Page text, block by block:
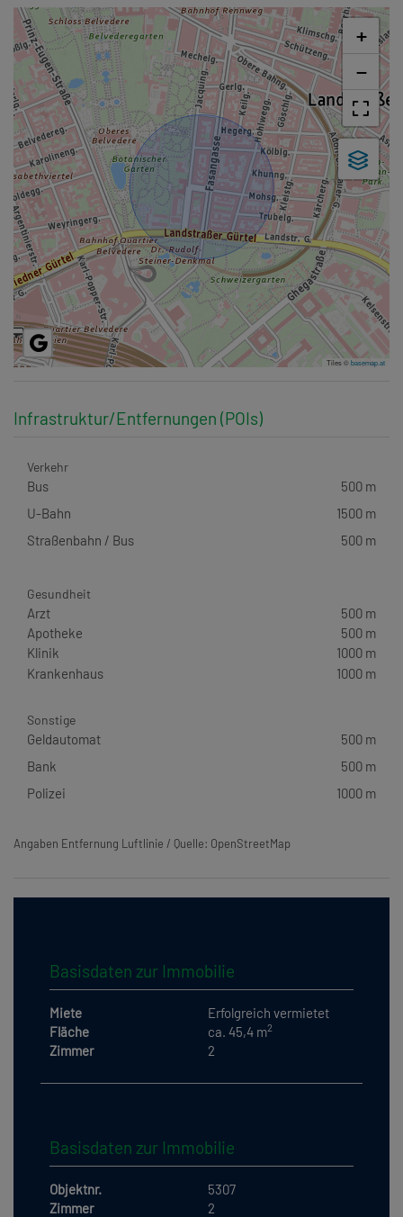
+
−
Tiles ©basemap.at
Infrastruktur/Entfernungen (POIs)
Verkehr
Bus
500 m
U-Bahn
1500 m
Straßenbahn / Bus
500 m
Gesundheit
Arzt
500 m
Apotheke
500 m
Klinik
1000 m
Krankenhaus
1000 m
Sonstige
Geldautomat
500 m
Bank
500 m
Polizei
1000 m
Angaben Entfernung Luftlinie / Quelle: OpenStreetMap
Basisdaten zur Immobilie
Miete
Erfolgreich vermietet
Fläche
ca. 45,4 m2
Zimmer 2
Basisdaten zur Immobilie
Objektnr.
5307
Zimmer
2